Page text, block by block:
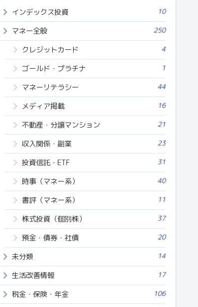
インデックス投資 10
マネー全般 250
クレジットカード 4
ゴールド・プラチナ 1
マネーリテラシー 44
メディア掲載 16
不動産・分譲マンション 21
収入関係・副業 23
投資信託・ETF 31
時事（マネー系） 40
書評（マネー系） 11
株式投資（個別株） 37
預金・債券・社債 20
未分類 14
生活改善情報 17
税金・保険・年金 106